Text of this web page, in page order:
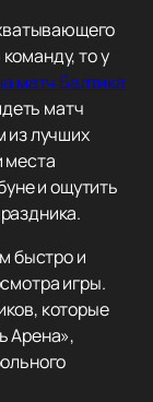
то у
матч Балтика
матч
из лучших
места
и ощутить
быстро и
игры.
которые
Арена»,